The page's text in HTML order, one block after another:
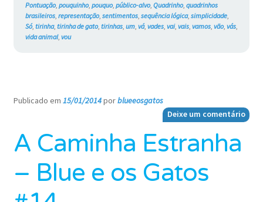
Pontuação, pouquinho, pouquo, público-alvo, Quadrinho, quadrinhos
brasileiros, representação, sentimentos, sequência lógica, simplicidade,
Só, tirinha, tirinha de gato, tirinhas, um, vá, vades, vai, vais, vamos, vão, vás,
vida animal, vou
Publicado em 15/01/2014porblueeosgatos
Deixe um comentário
A Caminha Estranha
– Blue e os Gatos